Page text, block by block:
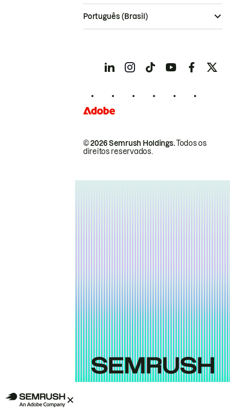
© 2026 Semrush Holdings.Todos os
direitos reservados.
Português (Brasil)